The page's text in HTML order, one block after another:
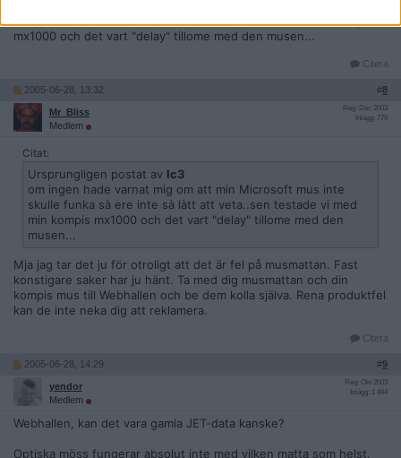
mx1000 och det vart "delay" tillome med den musen...
Citera
2005-06-28, 13:32 #8
Mr_Bliss
Medlem
Reg: Dec 2003
Inlägg: 776
Citat:
Ursprungligen postat av Ic3
om ingen hade varnat mig om att min Microsoft mus inte
skulle funka sà ere inte sà làtt att veta..sen testade vi med
min kompis mx1000 och det vart "delay" tillome med den
musen...
Mja jag tar det ju för otroligt att det är fel på musmattan. Fast
konstigare saker har ju hänt. Ta med dig musmattan och din
kompis mus till Webhallen och be dem kolla själva. Rena produktfel
kan de inte neka dig att reklamera.
Citera
2005-06-28, 14:29 #9
yendor
Medlem
Reg: Okt 2003
Inlägg: 1 444
Webhallen, kan det vara gamla JET-data kanske?
Optiska möss fungerar absolut inte med vilken matta som helst.